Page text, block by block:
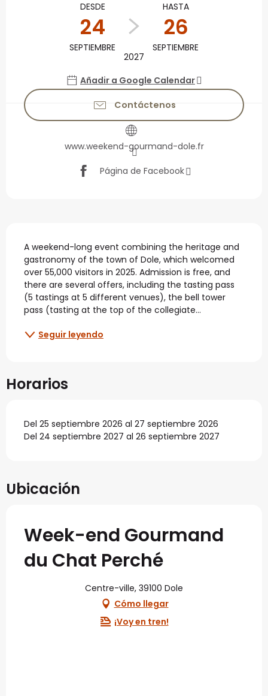
DESDE
24
SEPTIEMBRE
HASTA
26
SEPTIEMBRE
2027
Añadir a Google Calendar
Contáctenos
www.weekend-gourmand-dole.fr
Página de Facebook
Descripción
A weekend-long event combining the heritage and
gastronomy of the town of Dole, which welcomed
over 55,000 visitors in 2025. Admission is free, and
there are several offers, including the tasting pass
(5 tastings at 5 different venues), the bell tower
pass (tasting at the top of the collegiate...
Seguir leyendo
Horarios
Del 25 septiembre 2026 al 27 septiembre 2026
Del 24 septiembre 2027 al 26 septiembre 2027
Ubicación
Week-end Gourmand
du Chat Perché
Centre-ville, 39100 Dole
Cómo llegar
¡Voy en tren!